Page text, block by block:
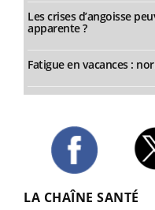
Les crises d’angoisse
apparente ?
Fatigue en vacances :
LA CHAÎNE SANTÉ